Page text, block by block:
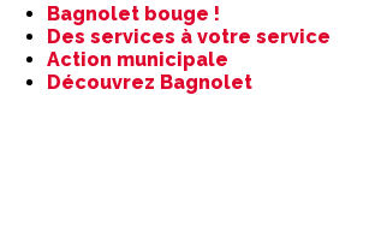
contenu
Bagnolet bouge !
Des services à votre service
Action municipale
Découvrez Bagnolet